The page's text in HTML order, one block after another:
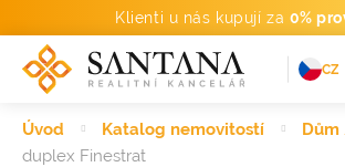
Klienti u nás kupují za 0%
CZ
Úvod Katalog nemovitostí
duplex Finestrat